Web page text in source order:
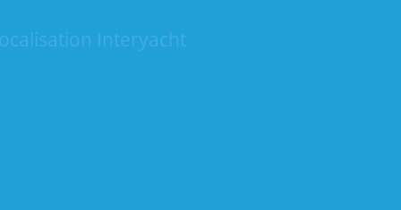
Interyacht